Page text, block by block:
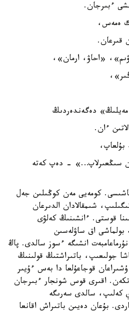
ءبىرجان.
ەمەس،
قىرعان.
«احاۋ، ارمان»،
دەگەندەردىڭ
ءان.
بۇلعاپ،
سىڭعىرلاپ…» - دەپ كەتە
كومەيى مەن كوڭىلىن جەل
شىمقالادان الدىرعان
قوستى. ءانشىنىڭ كەلۋى
بولماشى اق ساۋلەسىن
انشىگە ءسوز سالدى. پاڭ
جولىعىپ، باتىراشتىڭ قولىنىڭ
قوجاعۇلعا دا بەس ءۇيىر
اقىرى قوس شونجار ءبىرجان
كەلىپ، سالدى سەرىگە
بۇعان دەيىن باتىراش اقانعا